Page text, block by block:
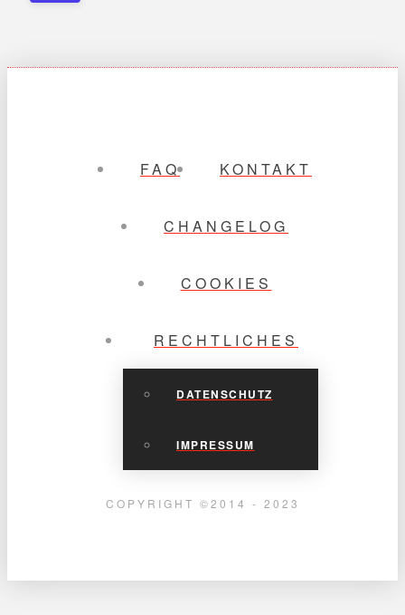
FAQ KONTAKT
CHANGELOG
COOKIES
RECHTLICHES
DATENSCHUTZ
IMPRESSUM
COPYRIGHT ©2014 - 2023